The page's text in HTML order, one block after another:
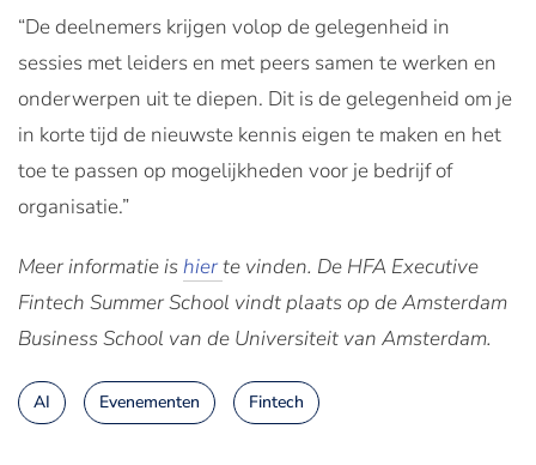
“De deelnemers krijgen volop de gelegenheid in
sessies met leiders en met peers samen te werken en
onderwerpen uit te diepen. Dit is de gelegenheid om je
in korte tijd de nieuwste kennis eigen te maken en het
toe te passen op mogelijkheden voor je bedrijf of
organisatie.”
Meer informatie ishierte vinden. De HFA Executive
Fintech Summer School vindt plaats op de Amsterdam
Business School van de Universiteit van Amsterdam.
AI Evenementen Fintech